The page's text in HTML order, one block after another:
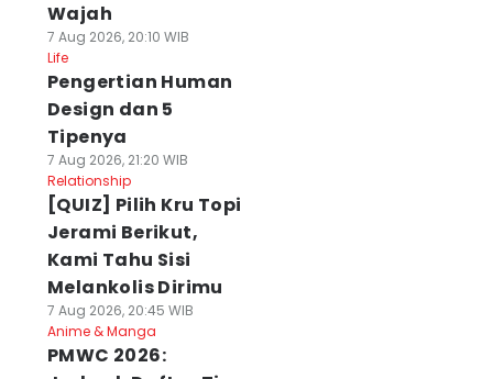
Wajah
7 Aug 2026, 20:10 WIB
Life
Pengertian Human
Design dan 5
Tipenya
7 Aug 2026, 21:20 WIB
Relationship
[QUIZ] Pilih Kru Topi
Jerami Berikut,
Kami Tahu Sisi
Melankolis Dirimu
7 Aug 2026, 20:45 WIB
Anime & Manga
PMWC 2026: